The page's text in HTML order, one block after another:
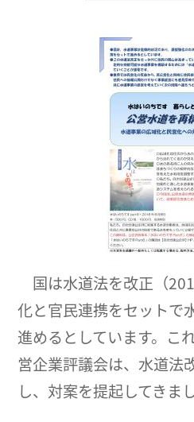
国は水道法を改正（
化と官民連携をセットで
進めるとしています。こ
営企業評議会は、水道法
し、対案を提起してきま